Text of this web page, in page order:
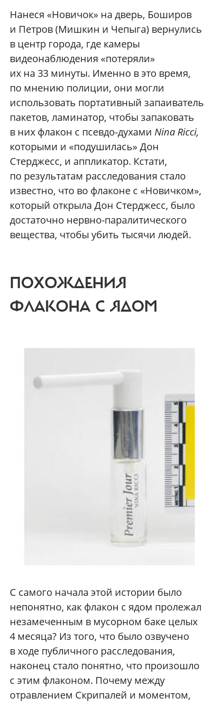
Нанеся «Новичок» на дверь, Боширов
и Петров (Мишкин и Чепыга) вернулись
в центр города, где камеры
видеонаблюдения «потеряли»
их на 33 минуты. Именно в это время,
по мнению полиции, они могли
использовать портативный запаиватель
пакетов, ламинатор, чтобы запаковать
в них флакон с псевдо-духами Nina Ricci,
которыми и «подушилась» Дон
Стерджесс, и аппликатор. Кстати,
по результатам расследования стало
известно, что во флаконе с «Новичком»,
который открыла Дон Стерджесс, было
достаточно нервно-паралитического
вещества, чтобы убить тысячи людей.
ПОХОЖДЕНИЯ
ФЛАКОНА С ЯДОМ
С самого начала этой истории было
непонятно, как флакон с ядом пролежал
незамеченным в мусорном баке целых
4 месяца? Из того, что было озвучено
в ходе публичного расследования,
наконец стало понятно, что произошло
с этим флаконом. Почему между
отравлением Скрипалей и моментом,